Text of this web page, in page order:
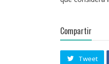
Compartir
Tweet